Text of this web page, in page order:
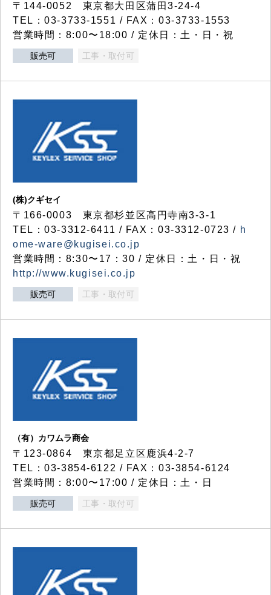
〒144-0052 東京都大田区蒲田3-24-4
TEL：03-3733-1551 / FAX：03-3733-1553
営業時間：8:00〜18:00 / 定休日：土・日・祝
販売可 工事・取付可
(株)クギセイ
〒166-0003 東京都杉並区高円寺南3-3-1
TEL：03-3312-6411 / FAX：03-3312-0723 / h
ome-ware@kugisei.co.jp
営業時間：8:30〜17：30 / 定休日：土・日・祝
http://www.kugisei.co.jp
販売可 工事・取付可
（有）カワムラ商会
〒123-0864 東京都足立区鹿浜4-2-7
TEL：03-3854-6122 / FAX：03-3854-6124
営業時間：8:00〜17:00 / 定休日：土・日
販売可 工事・取付可